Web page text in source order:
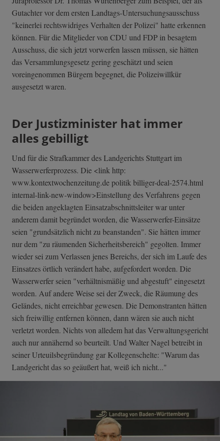
Gutachter vor dem ersten Landtags-Unters­uchungsausschus­s
"keinerlei rechtswidriges Verhalten der Polizei" hatte erkennen
können. Für die Mitglieder von CDU und FDP in besagtem
Ausschuss, die sich jetzt vorwerfen lassen müssen, sie hätten
das Versammlungsgesetz gering geschätzt und seien
voreingenommen Bürgern begegnet, die Polizeiwillkür
ausgesetzt waren.
Der Justizminister hat immer
alles gebilligt
Und für die Strafkammer des Landgerichts Stuttgart im
Wasserwerferprozess. Die <link http:
www.kontextwochenzeitung.de politik billiger-deal-2574.html
internal-link-n­ew-window>Einst­ellung des Verfahrens gegen
die beiden angeklagten Einsatzabschnittsleiter war unter
anderem damit begründet worden, die Wasserwerfer-Einsätze
seien "grundsätzlich nicht zu beanstanden". Sie hätten immer
nur dem "zu räumenden Sicherheitsbereich" gegolten. Immer
wieder sei zum Verlassen jenes Bereichs, der sich im Laufe des
Einsatzes örtlich verändert habe, aufgefordert worden. Die
Wasserwerfer seien "verhältnismäßig und abgestuft" eingesetzt
worden. Auf andere Weise sei der Zweck, die Räumung des
Geländes, nicht erreichbar gewesen. Die Demonstranten hätten
sich freiwillig entfernen können, dann wären sie auch nicht
verletzt worden. Nichts von alledem hat das Verwaltungsgericht
auch nur annähernd so beurteilt. Und Walter Nagel betreibt in
seiner Urteuilsbegründung gar Kollegenschelte: "Warum das
Landgericht das so geäußert hat, weiß ich nicht..."